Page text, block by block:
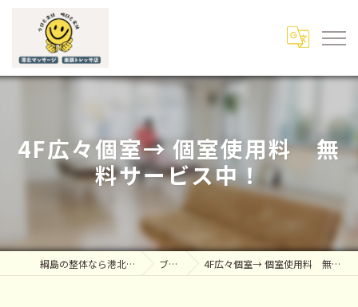
4F広々個室→ 個室使用料 無
料サービス中！
綱島の整体なら港北マッサージ ブログ 4F広々個室→ 個室使用料 無料サービス中！